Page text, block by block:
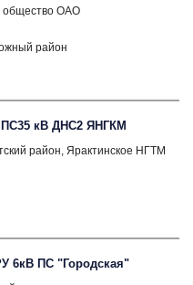
общество ОАО
район
ПС35 кВ ДНС2 ЯНГКМ
район, Ярактинское НГТМ
6кВ ПС "Городская"